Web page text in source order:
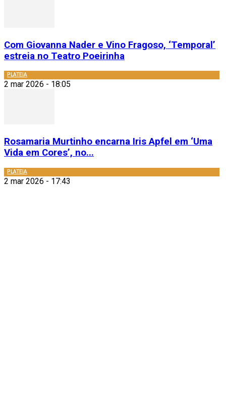
Com Giovanna Nader e Vino Fragoso, ‘Temporal’
estreia no Teatro Poeirinha
PLATEIA
2 mar 2026 - 18:05
Rosamaria Murtinho encarna Iris Apfel em ‘Uma
Vida em Cores’, no...
PLATEIA
2 mar 2026 - 17:43